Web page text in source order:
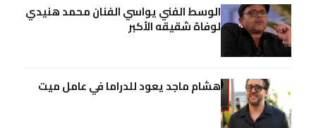
الوسط الفني يواسي الفنان محمد هنيدي
لوفاة شقيقه الأكبر
هشام ماجد يعود للدراما في عامل ميت